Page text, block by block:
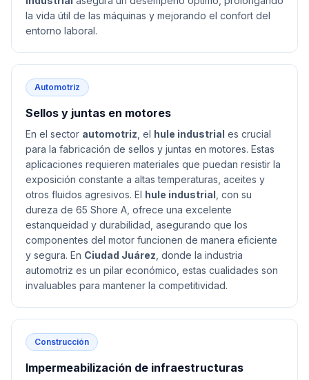
la vida útil de las máquinas y mejorando el confort del
entorno laboral.
Automotriz
Sellos y juntas en motores
En el sector automotriz , el hule industrial es crucial
para la fabricación de sellos y juntas en motores. Estas
aplicaciones requieren materiales que puedan resistir la
exposición constante a altas temperaturas, aceites y
otros fluidos agresivos. El hule industrial , con su
dureza de 65 Shore A, ofrece una excelente
estanqueidad y durabilidad, asegurando que los
componentes del motor funcionen de manera eficiente
y segura. En Ciudad Juárez , donde la industria
automotriz es un pilar económico, estas cualidades son
invaluables para mantener la competitividad.
Construcción
Impermeabilización de infraestructuras